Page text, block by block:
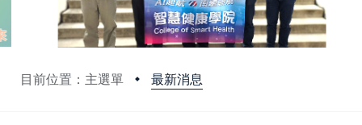
目前位置：主選單 最新消息